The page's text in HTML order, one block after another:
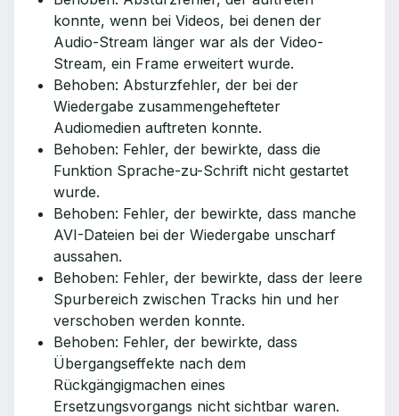
konnte, wenn bei Videos, bei denen der
Audio-Stream länger war als der Video-
Stream, ein Frame erweitert wurde.
Behoben: Absturzfehler, der bei der
Wiedergabe zusammengehefteter
Audiomedien auftreten konnte.
Behoben: Fehler, der bewirkte, dass die
Funktion Sprache-zu-Schrift nicht gestartet
wurde.
Behoben: Fehler, der bewirkte, dass manche
AVI-Dateien bei der Wiedergabe unscharf
aussahen.
Behoben: Fehler, der bewirkte, dass der leere
Spurbereich zwischen Tracks hin und her
verschoben werden konnte.
Behoben: Fehler, der bewirkte, dass
Übergangseffekte nach dem
Rückgängigmachen eines
Ersetzungsvorgangs nicht sichtbar waren.